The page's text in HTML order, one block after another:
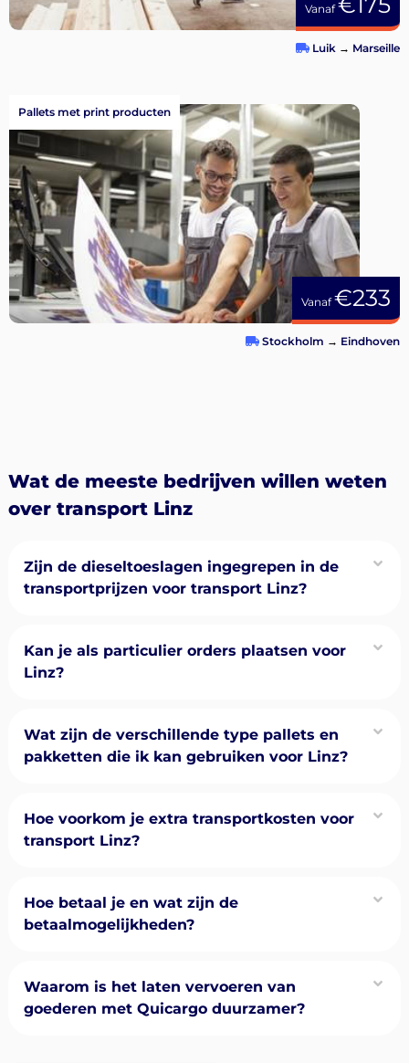
Vanaf
Luik → Marseille
Vanaf€233
Pallets met print producten
Stockholm → Eindhoven
Wat de meeste bedrijven willen weten
over transport Linz
Zijn de dieseltoeslagen ingegrepen in de
transportprijzen voor transport Linz?
Kan je als particulier orders plaatsen voor
Linz?
Wat zijn de verschillende type pallets en
pakketten die ik kan gebruiken voor Linz?
Hoe voorkom je extra transportkosten voor
transport Linz?
Hoe betaal je en wat zijn de
betaalmogelijkheden?
Waarom is het laten vervoeren van
goederen met Quicargo duurzamer?